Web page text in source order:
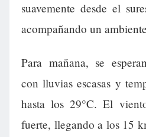
suavemente desde el
acompañando un
Para mañana, se
con lluvias escasas y
hasta los 29°C. El
fuerte, llegando a los 15